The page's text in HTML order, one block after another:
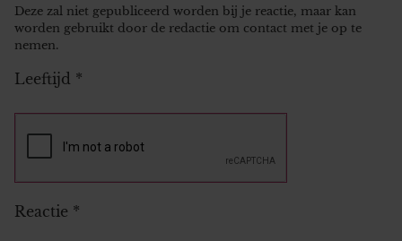
Deze zal niet gepubliceerd worden bij je reactie, maar kan
worden gebruikt door de redactie om contact met je op te
nemen.
Leeftijd *
Reactie *